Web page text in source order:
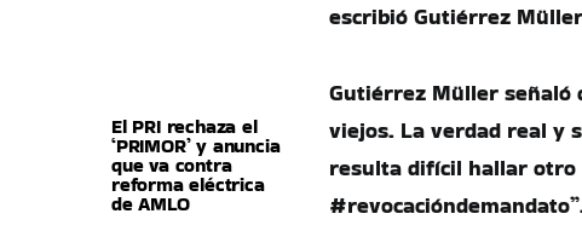
El PRI rechaza el
‘PRIMOR’ y anuncia
que va contra
reforma eléctrica
de AMLO
escribió Gutiérrez
Gutiérrez Müller señaló
viejos. La verdad real y
resulta difícil hallar otro